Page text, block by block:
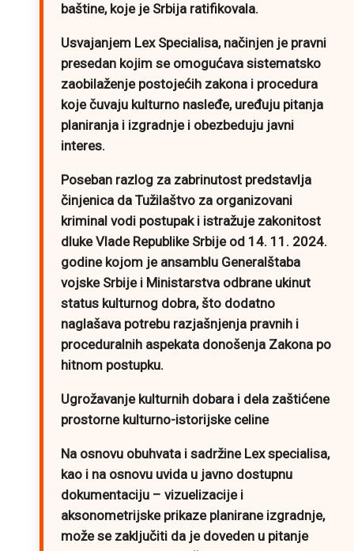
baštine, koje je Srbija ratifikovala.
Usvajanjem Lex Specialisa, načinjen je pravni
presedan kojim se omogućava sistematsko
zaobilaženje postojećih zakona i procedura
koje čuvaju kulturno nasleđe, uređuju pitanja
planiranja i izgradnje i obezbeduju javni
interes.
Poseban razlog za zabrinutost predstavlja
činjenica da Tužilaštvo za organizovani
kriminal vodi postupak i istražuje zakonitost
dluke Vlade Republike Srbije od 14. 11. 2024.
godine kojom je ansamblu Generalštaba
vojske Srbije i Ministarstva odbrane ukinut
status kulturnog dobra, što dodatno
naglašava potrebu razjašnjenja pravnih i
proceduralnih aspekata donošenja Zakona po
hitnom postupku.
Ugrožavanje kulturnih dobara i dela zaštićene
prostorne kulturno-istorijske celine
Na osnovu obuhvata i sadržine Lex specialisa,
kao i na osnovu uvida u javno dostupnu
dokumentaciju – vizuelizacije i
aksonometrijske prikaze planirane izgradnje,
može se zaključiti da je doveden u pitanje